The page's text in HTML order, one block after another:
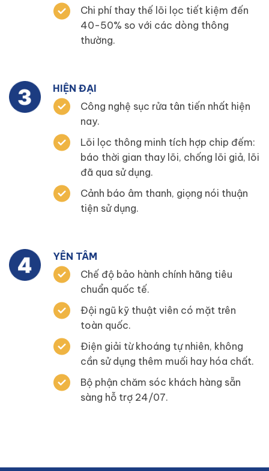
Chi phí thay thế lõi lọc tiết kiệm đến
40-50% so với các dòng thông
thường.
HIỆN ĐẠI
Công nghệ sục rửa tân tiến nhất hiện
nay.
Lõi lọc thông minh tích hợp chip đếm:
báo thời gian thay lõi, chống lõi giả, lõi
đã qua sử dụng.
Cảnh báo âm thanh, giọng nói thuận
tiện sử dụng.
YÊN TÂM
Chế độ bảo hành chính hãng tiêu
chuẩn quốc tế.
Đội ngũ kỹ thuật viên có mặt trên
toàn quốc.
Điện giải từ khoáng tự nhiên, không
cần sử dụng thêm muối hay hóa chất.
Bộ phận chăm sóc khách hàng sẵn
sàng hỗ trợ 24/07.